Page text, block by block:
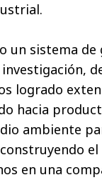
un sistema de
logrado
hacia
ambiente
el
en una